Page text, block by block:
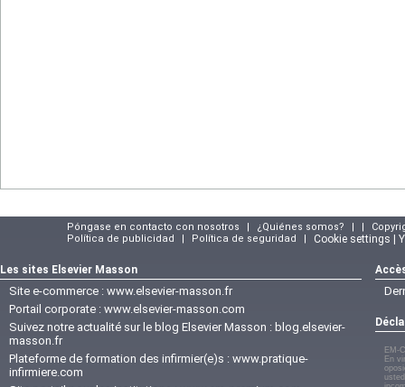
Póngase en contacto con nosotros | ¿Quiénes somos? | |
Política de publicidad
| Política de seguridad | Cookie settings |
Les sites Elsevier Masson
Site e-commerce : www.elsevier-masson.fr
Portail corporate : www.elsevier-masson.com
Suivez notre actualité sur le blog Elsevier Masson : blog.elsevier-
masson.fr
Plateforme de formation des infirmier(e)s : www.pratique-
infirmiere.com
EM-
En